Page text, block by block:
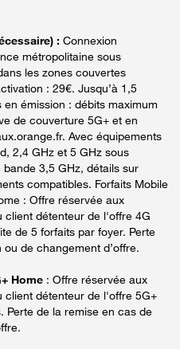
: Connexion
métropolitaine sous
les zones couvertes
: 29€. Jusqu’à 1,5
émission : débits maximum
de couverture 5G+ et en
Avec équipements
2,4 GHz et 5 GHz sous
3,5 GHz, détails sur
compatibles. Forfaits Mobile
: Offre réservée aux
client détenteur de l'offre 4G
de 5 forfaits par foyer. Perte
de changement d’offre.
Home : Offre réservée aux
client détenteur de l'offre 5G+
Perte de la remise en cas de